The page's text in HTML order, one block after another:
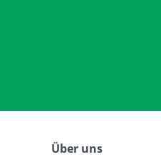
Über uns